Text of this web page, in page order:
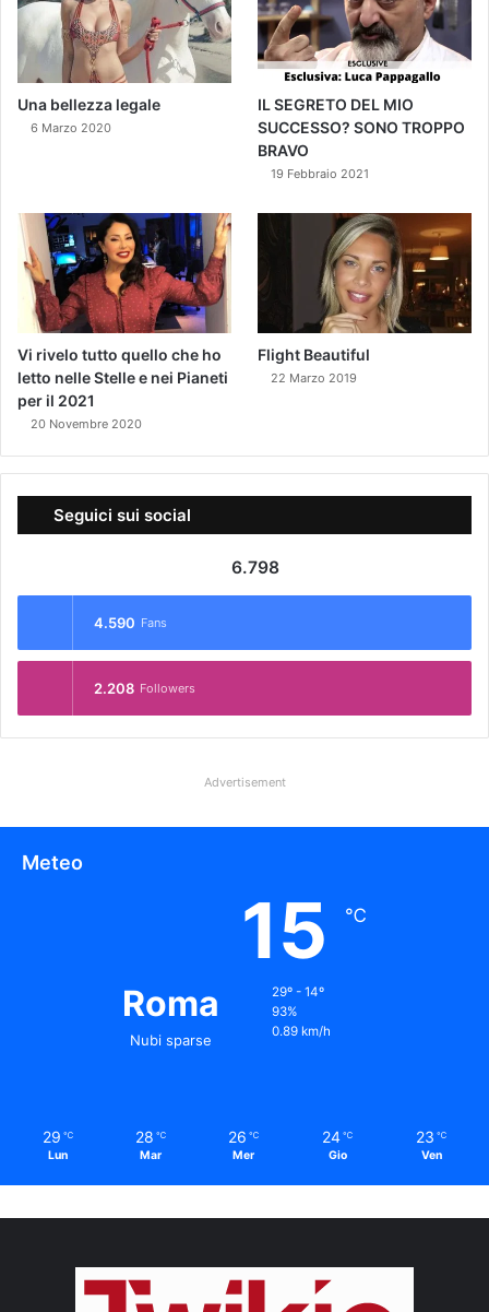
Una bellezza legale
6 Marzo 2020
IL SEGRETO DEL MIO
SUCCESSO? SONO TROPPO
BRAVO
19 Febbraio 2021
Vi rivelo tutto quello che ho
letto nelle Stelle e nei Pianeti
per il 2021
20 Novembre 2020
Flight Beautiful
22 Marzo 2019
Seguici sui social
6.798
4.590 Fans
2.208 Followers
Advertisement
Meteo
Roma
Nubi sparse
15 ℃
29º - 14º
93%
0.89 km/h
29 ℃
Lun
28 ℃
Mar
26 ℃
Mer
24 ℃
Gio
23 ℃
Ven